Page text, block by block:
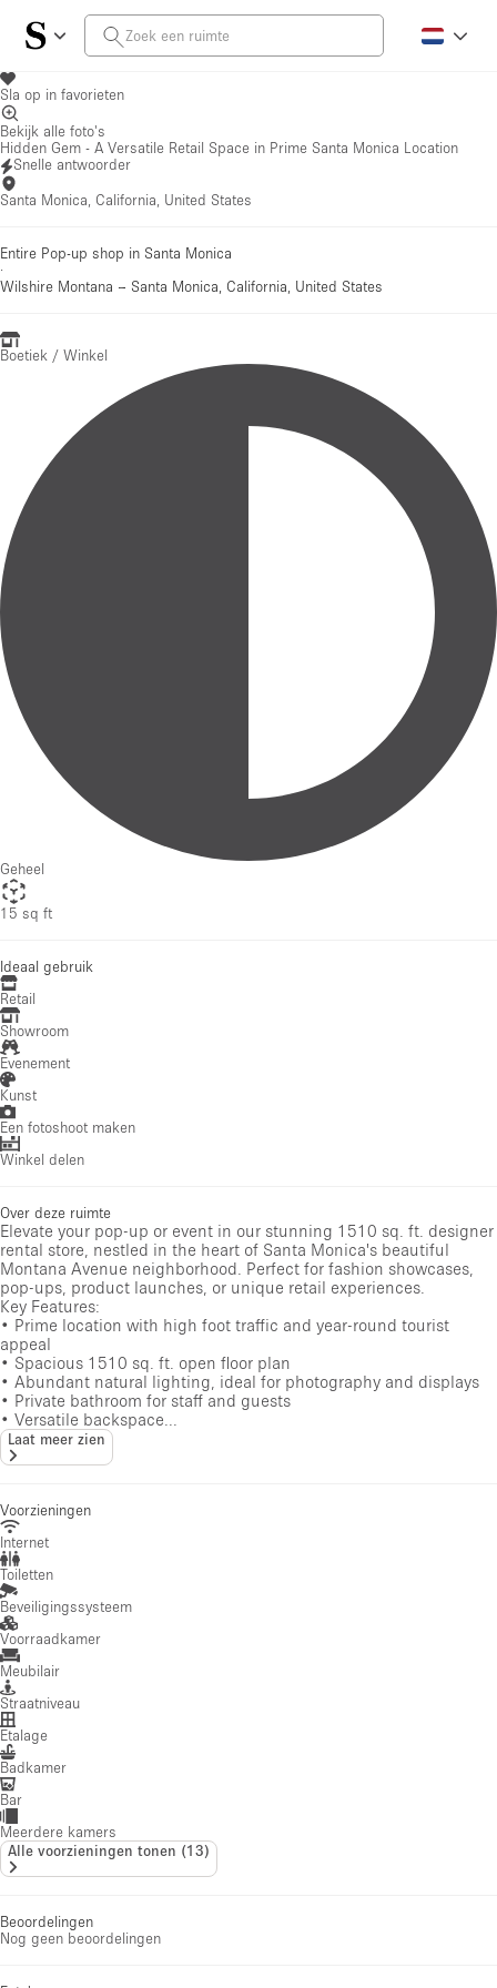
Sla op in favorieten
Bekijk alle foto's
Hidden Gem - A Versatile Retail Space in Prime Santa Monica Location
Snelle antwoorder
Santa Monica, California, United States
Entire Pop-up shop in Santa Monica
·
Wilshire Montana – Santa Monica, California, United States
Boetiek / Winkel
Geheel
15 sq ft
Ideaal gebruik
Retail
Showroom
Evenement
Kunst
Een fotoshoot maken
Winkel delen
Over deze ruimte
Elevate your pop-up or event in our stunning 1510 sq. ft. designer
rental store, nestled in the heart of Santa Monica's beautiful
Montana Avenue neighborhood. Perfect for fashion showcases,
pop-ups, product launches, or unique retail experiences.
Key Features:
• Prime location with high foot traffic and year-round tourist
appeal
• Spacious 1510 sq. ft. open floor plan
• Abundant natural lighting, ideal for photography and displays
• Private bathroom for staff and guests
• Versatile backspace...
Laat meer zien
Voorzieningen
Internet
Toiletten
Beveiligingssysteem
Voorraadkamer
Meubilair
Straatniveau
Etalage
Badkamer
Bar
Meerdere kamers
Alle voorzieningen tonen (13)
Beoordelingen
Nog geen beoordelingen